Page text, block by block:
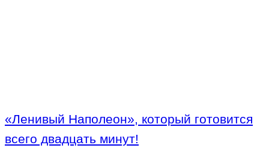
«Ленивый Наполеон», который готовится
всего двадцать минут!